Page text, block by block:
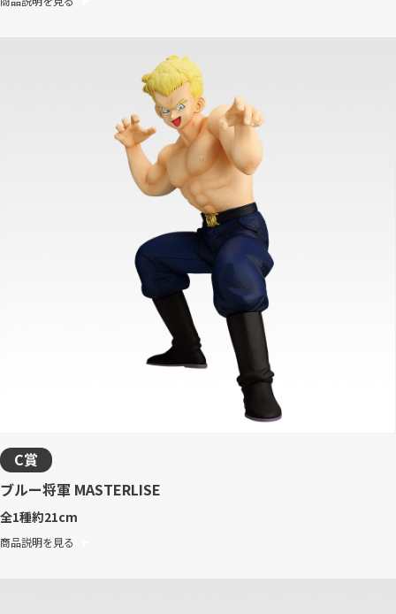
C賞
ブルー将軍 MASTERLISE
全1種約21cm
商品説明を見る